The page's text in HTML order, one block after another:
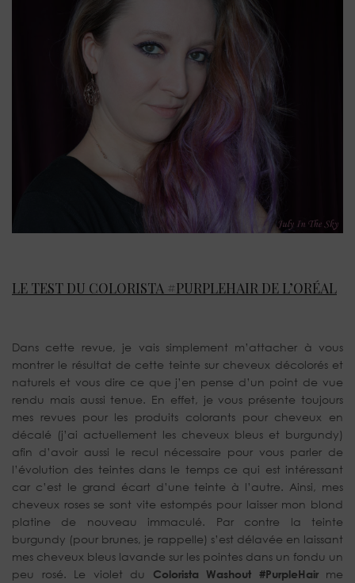
LE TEST DU COLORISTA #PURPLEHAIR DE L’ORÉAL
Dans cette revue, je vais simplement m’attacher à vous
montrer le résultat de cette teinte sur cheveux décolorés et
naturels et vous dire ce que j’en pense d’un point de vue
rendu mais aussi tenue. En effet, je vous présente toujours
mes revues pour les produits colorants pour cheveux en
décalé (j’ai actuellement les cheveux bleus et burgundy)
afin d’avoir aussi le recul nécessaire pour vous parler de
l’évolution des teintes dans le temps ce qui est intéressant
car c’est le grand écart d’une teinte à l’autre. Ainsi, mes
cheveux roses se sont vite estompés pour laisser mon blond
platine de nouveau immaculé. Par contre la teinte
burgundy (pour brunes, je rappelle) s’est délavée en laissant
mes cheveux bleus lavande sur les pointes dans un fondu un
peu rosé. Le violet du Colorista Washout #PurpleHairme